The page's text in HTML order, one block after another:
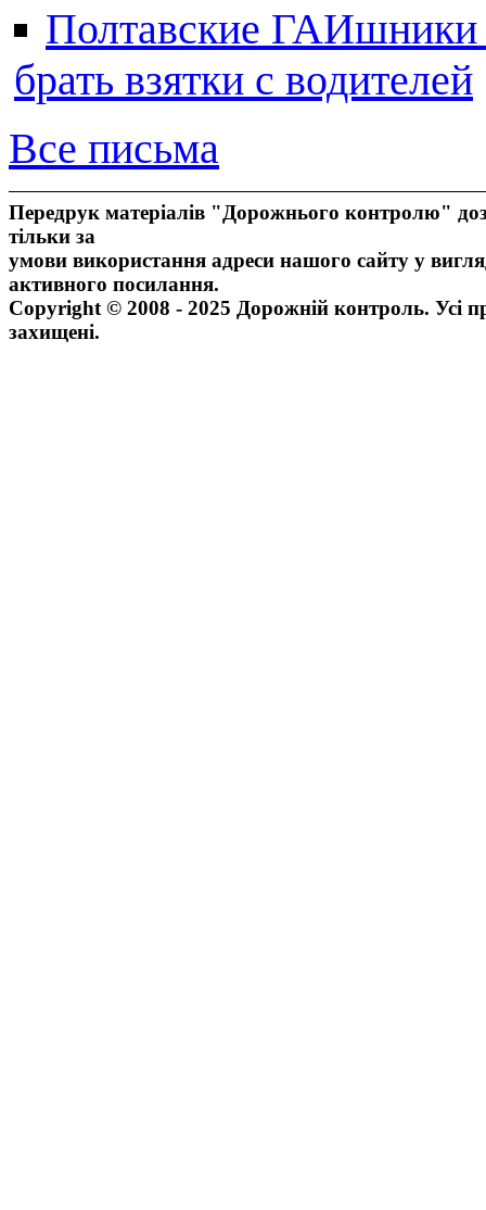
Полтавские ГАИшники
брать взятки с водителей
Все письма
Передрук матеріалів "Дорожнього контролю"
тільки за
умови використання адреси нашого сайту у
активного посилання.
Copyright © 2008 - 2025 Дорожній контроль. Усі
захищені.